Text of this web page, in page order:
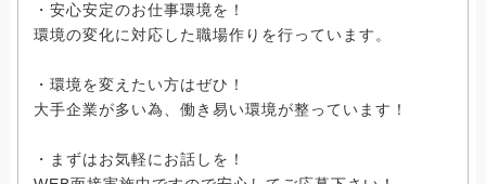
・安心安定のお仕事環境を！
環境の変化に対応した職場作りを行っています。
・環境を変えたい方はぜひ！
大手企業が多い為、働き易い環境が整っています！
・まずはお気軽にお話しを！